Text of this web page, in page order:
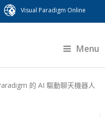
Visual Paradigm Online
Menu
的 AI 驅動聊天機器人